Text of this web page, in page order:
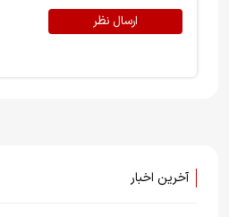
ارسال نظر
آخرین اخبار